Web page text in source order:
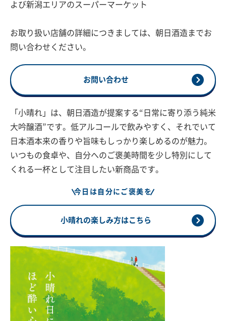
よび新潟エリアのスーパーマーケット
お取り扱い店舗の詳細につきましては、朝日酒造までお
問い合わせください。
お問い合わせ
「小晴れ」は、朝日酒造が提案する“日常に寄り添う純米
大吟醸酒”です。低アルコールで飲みやすく、それでいて
日本酒本来の香りや旨味もしっかり楽しめるのが魅力。
いつもの食卓や、自分へのご褒美時間を少し特別にして
くれる一杯として注目したい新商品です。
今日は自分にご褒美を
小晴れの楽しみ方はこちら